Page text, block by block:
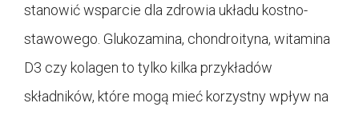
stanowić wsparcie dla zdrowia układu kostno-
stawowego. Glukozamina, chondroityna, witamina
D3 czy kolagen to tylko kilka przykładów
składników, które mogą mieć korzystny wpływ na